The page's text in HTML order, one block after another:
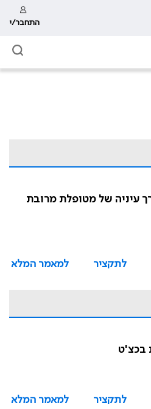
התחבר/י
עיניה של מטופלת מרובת
לתקציר
למאמר המלא
בכצ'ט
לתקציר
למאמר המלא